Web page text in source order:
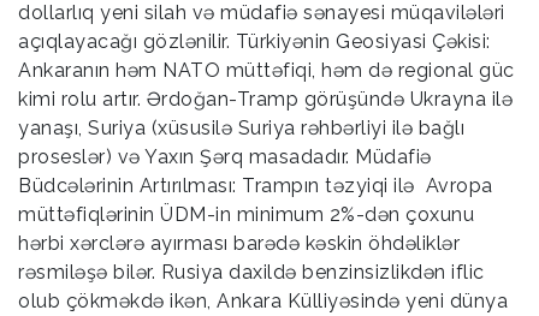
dollarlıq yeni silah və müdafiə sənayesi müqavilələri
açıqlayacağı gözlənilir. Türkiyənin Geosiyasi Çəkisi:
Ankaranın həm NATO müttəfiqi, həm də regional güc
kimi rolu artır. Ərdoğan-Tramp görüşündə Ukrayna ilə
yanaşı, Suriya (xüsusilə Suriya rəhbərliyi ilə bağlı
proseslər) və Yaxın Şərq masadadır. Müdafiə
Büdcələrinin Artırılması: Trampın təzyiqi ilə Avropa
müttəfiqlərinin ÜDM-in minimum 2%-dən çoxunu
hərbi xərclərə ayırması barədə kəskin öhdəliklər
rəsmiləşə bilər. Rusiya daxildə benzinsizlikdən iflic
olub çökməkdə ikən, Ankara Külliyəsində yeni dünya